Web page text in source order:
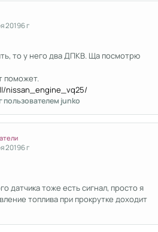
20196 г
то у него два ДПКВ. Ща посмотрю
поможет.
nissan_engine_vq25/
пользователем junko
20196 г
датчика тоже есть сигнал, просто я
топлива при прокрутке доходит